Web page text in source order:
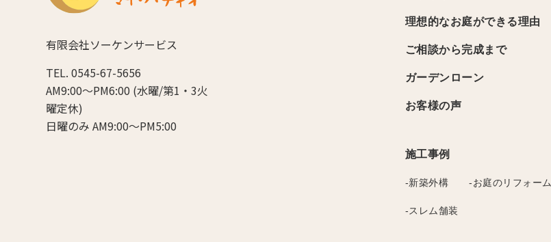
有限会社ソーケンサービス
TEL. 0545-67-5656
AM9:00～PM6:00 (水曜/第1・3火
曜定休)
日曜のみ AM9:00～PM5:00
理想的なお庭ができる理由
ご相談から完成まで
ガーデンローン
お客様の声
施工事例
-新築外構 -お庭のリフォーム
-スレム舗装